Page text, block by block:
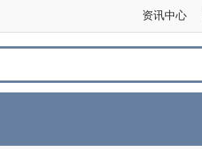
资讯中心